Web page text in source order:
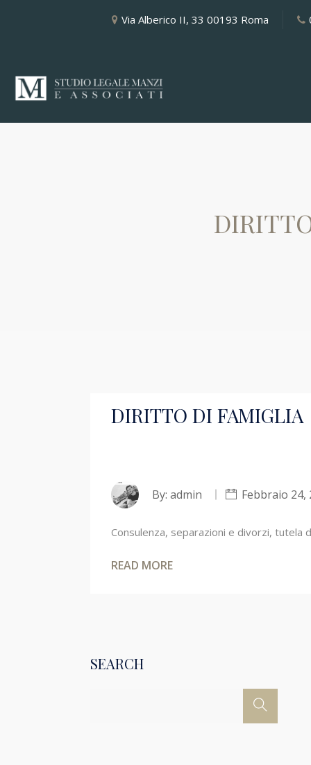
Via Alberico II, 33 00193 Roma
DIRITTO DI FAMIGLIA
By: admin Febbraio 24,
Consulenza, separazioni e divorzi, tutela
READ MORE
SEARCH